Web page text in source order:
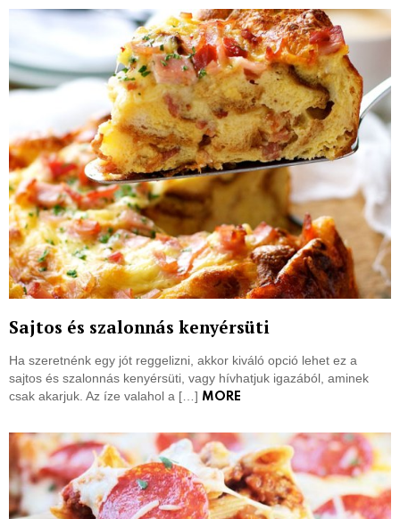
Sajtos és szalonnás kenyérsüti
Ha szeretnénk egy jót reggelizni, akkor kiváló opció lehet ez a
sajtos és szalonnás kenyérsüti, vagy hívhatjuk igazából, aminek
csak akarjuk. Az íze valahol a […] MORE